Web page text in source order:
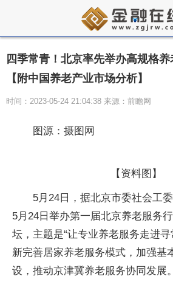
四季常青！北京率先举办高规格
【附中国养老产业市场分析】
时间：2023-05-24 21:04:38 来源：前瞻网
图源：摄图网
【资料图】
5月24日，据北京市委社会工
5月24日举办第一届北京养老服务
坛，主题是“让专业养老服务走进寻
新完善居家养老服务模式，加强基
设，推动京津冀养老服务协同发展。